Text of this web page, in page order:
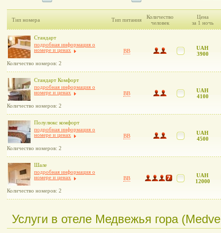
Тип номера Тип питания
Количество
человек
Цена
за 1 ночь
Стандарт
подробная информация о
номере и ценах
Количество номеров: 2
BB
UAH
3900
Стандарт Комфорт
подробная информация о
номере и ценах
Количество номеров: 2
BB
UAH
4100
Полулюкс комфорт
подробная информация о
номере и ценах
Количество номеров: 2
BB
UAH
4500
Шале
подробная информация о
номере и ценах
Количество номеров: 2
BB
UAH
12000
Услуги в отеле Медвежья гора